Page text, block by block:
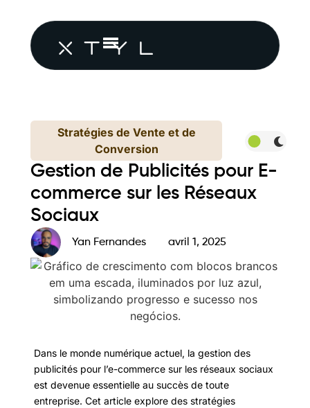
Stratégies de Vente et de
Conversion
Gestion de Publicités pour E-
commerce sur les Réseaux
Sociaux
Yan Fernandes avril 1, 2025
Dans le monde numérique actuel, la gestion des
publicités pour l’e-commerce sur les réseaux sociaux
est devenue essentielle au succès de toute
entreprise. Cet article explore des stratégies